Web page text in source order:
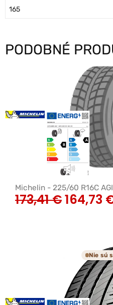
165
PODOBNÉ
Michelin - 225/60 R16C
173,41€164,73
Nie sú